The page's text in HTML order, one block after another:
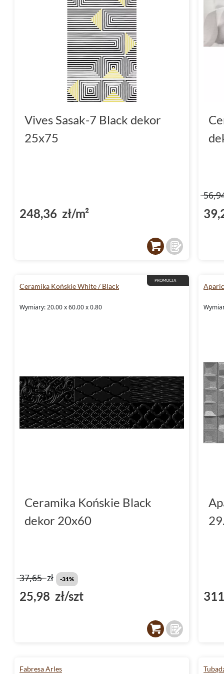
Vives Sasak-7 Black dekor
25x75
248,36 zł/m²
PROMOCJA
Ceramika Końskie White / Black
Wymiary: 20.00 x 60.00 x 0.80
Ceramika Końskie Black
dekor 20x60
37,65zł -31%
25,98 zł/szt
Fabresa Arles